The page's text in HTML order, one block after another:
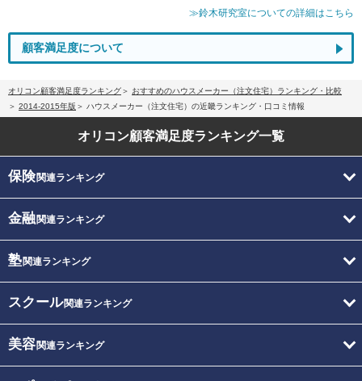
≫鈴木研究室についての詳細はこちら
顧客満足度について
オリコン顧客満足度ランキング
おすすめのハウスメーカー（注文住宅）ランキング・比較
2014-2015年版
ハウスメーカー（注文住宅）の近畿ランキング・口コミ情報
オリコン顧客満足度ランキング一覧
保険関連ランキング
金融関連ランキング
塾関連ランキング
スクール関連ランキング
美容関連ランキング